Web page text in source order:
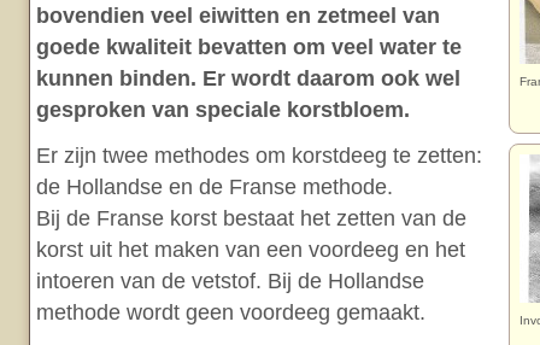
bovendien veel eiwitten en zetmeel van
goede kwaliteit bevatten om veel water te
kunnen binden. Er wordt daarom ook wel
gesproken van speciale korstbloem.
Er zijn twee methodes om korstdeeg te zetten:
de Hollandse en de Franse methode.
Bij de Franse korst bestaat het zetten van de
korst uit het maken van een voordeeg en het
intoeren van de vetstof. Bij de Hollandse
methode wordt geen voordeeg gemaakt.